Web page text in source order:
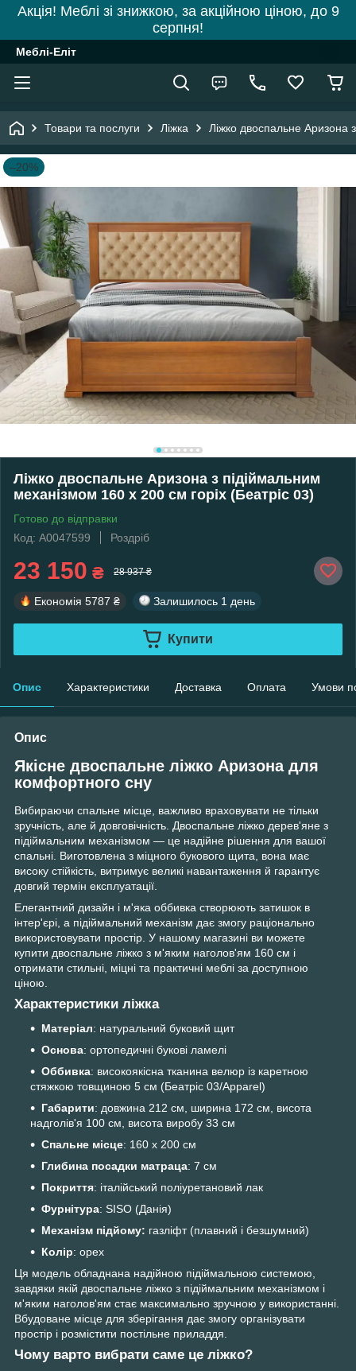
Акція! Меблі зі знижкою, за акційною ціною, до 9
серпня!
Меблі-Еліт
Товари та послуги Ліжка Ліжко двоспальне Аризона
–20%
Ліжко двоспальне Аризона з підіймальним
механізмом 160 х 200 см горіх (Беатріс 03)
Готово до відправки
Код: А0047599
Роздріб
23 150 ₴ 28 937 ₴
Економія 5787 ₴ Залишилось 1 день
Купити
Опис Характеристики Доставка Оплата Умови
Опис
Якісне двоспальне ліжко Аризона для
комфортного сну
Вибираючи спальне місце, важливо враховувати не тільки
зручність, але й довговічність. Двоспальне ліжко дерев'яне з
підіймальним механізмом — це надійне рішення для вашої
спальні. Виготовлена з міцного букового щита, вона має
високу стійкість, витримує великі навантаження й гарантує
довгий термін експлуатації.
Елегантний дизайн і м'яка оббивка створюють затишок в
інтер'єрі, а підіймальний механізм дає змогу раціонально
використовувати простір. У нашому магазині ви можете
купити двоспальне ліжко з м'яким наголов'ям 160 см і
отримати стильні, міцні та практичні меблі за доступною
ціною.
Характеристики ліжка
Матеріал: натуральний буковий щит
Основа: ортопедичні букові ламелі
Оббивка: високоякісна тканина велюр із каретною
стяжкою товщиною 5 см (Беатріс 03/Apparel)
Габарити: довжина 212 см, ширина 172 см, висота
надголів'я 100 см, висота виробу 33 см
Спальне місце: 160 х 200 см
Глибина посадки матраца: 7 см
Покриття: італійський поліуретановий лак
Фурнітура: SISO (Данія)
Механізм підйому: газліфт (плавний і безшумний)
Колір: орех
Ця модель обладнана надійною підіймальною системою,
завдяки якій двоспальне ліжко з підіймальним механізмом і
м'яким наголов'ям стає максимально зручною у використанні.
Вбудоване місце для зберігання дає змогу організувати
простір і розмістити постільне приладдя.
Чому варто вибрати саме це ліжко?